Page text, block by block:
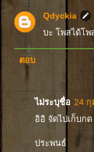
Qdyckia
บะ โพสได้โพ
ตอบ
ไม่ระบุชื่อ 24 กุ
อิอิ จัดไปเก็บกด
ประพนธ์